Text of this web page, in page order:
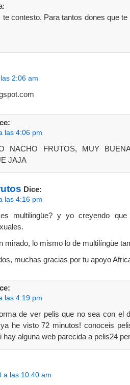
te contesto. Para tantos dones que
2:06 am
las 4:06 pm
NACHO FRUTOS, MUY
JAJA
Dice:
las 4:16 pm
multilingüe? y yo creyendo
mirado, lo mismo lo de multilíngüe
muchas gracias por tu apoyo
las 4:19 pm
de ver pelis que no sea con el
he visto 72 minutos! conoceis
hay alguna web parecida a pelis24
a las 10:40 am